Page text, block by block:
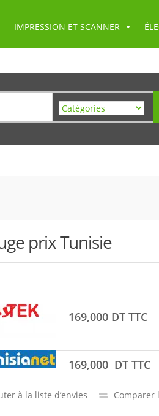
IMPRESSION ET SCANNER
prix Tunisie
169,000 DT TTC
169,000 DT TTC
à la liste d’envies Comparer